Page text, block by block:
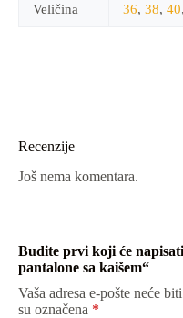
Veličina 36, 38, 40,
Recenzije
Još nema komentara.
Budite prvi koji će
pantalone sa kaišem“
Vaša adresa e-pošte neće
su označena *